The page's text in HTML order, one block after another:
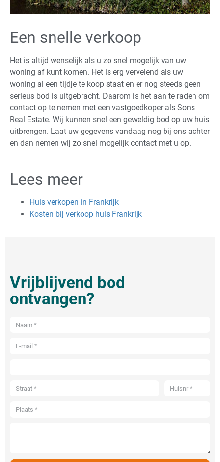
Een snelle verkoop
Het is altijd wenselijk als u zo snel mogelijk van uw
woning af kunt komen. Het is erg vervelend als uw
woning al een tijdje te koop staat en er nog steeds geen
serieus bod is uitgebracht. Daarom is het aan te raden om
contact op te nemen met een vastgoedkoper als Sons
Real Estate. Wij kunnen snel een geweldig bod op uw huis
uitbrengen. Laat uw gegevens vandaag nog bij ons achter
en dan nemen wij zo snel mogelijk contact met u op.
Lees meer
Huis verkopen in Frankrijk
Kosten bij verkoop huis Frankrijk
Vrijblijvend bod
ontvangen?